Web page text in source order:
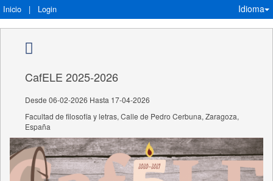
Inicio | Login Idioma
CafELE 2025-2026
Desde 06-02-2026 Hasta 17-04-2026
Facultad de filosofía y letras, Calle de Pedro Cerbuna, Zaragoza,
España